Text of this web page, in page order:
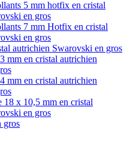
5 mm hotfix en cristal
en gros
7 mm Hotfix en cristal
en gros
autrichien Swarovski en gros
mm en cristal autrichien
mm en cristal autrichien
18 x 10,5 mm en cristal
en gros
gros